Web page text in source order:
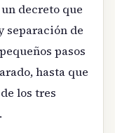
decreto que
separación de
pasos
hasta que
los tres